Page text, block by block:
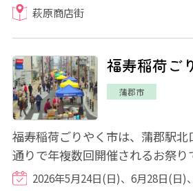
萩原商店街
福寿稲荷ご
蒲郡市
福寿稲荷ごりやく市は、蒲郡駅
通りで年複数回開催されるお祭り
なる中央通りには、食べ物・飲み
2026年5月24日(日)、6月28日(日)